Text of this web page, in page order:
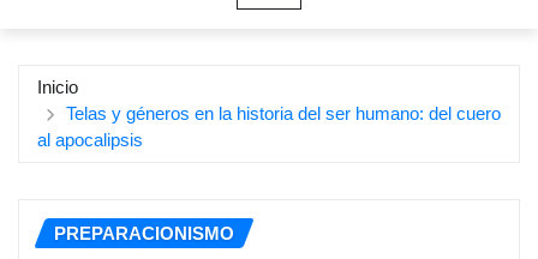
Inicio
Telas y géneros en la historia del ser humano: del cuero
al apocalipsis
PREPARACIONISMO